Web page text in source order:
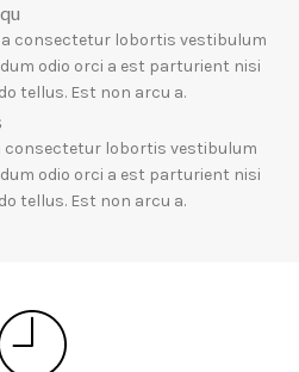
consectetur lobortis vestibulum
odio orci a est parturient nisi
tellus. Est non arcu a.
consectetur lobortis vestibulum
odio orci a est parturient nisi
tellus. Est non arcu a.